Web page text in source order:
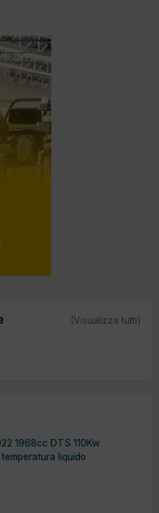
(Visualizza tutti)
1968cc DTS 110Kw
liquido